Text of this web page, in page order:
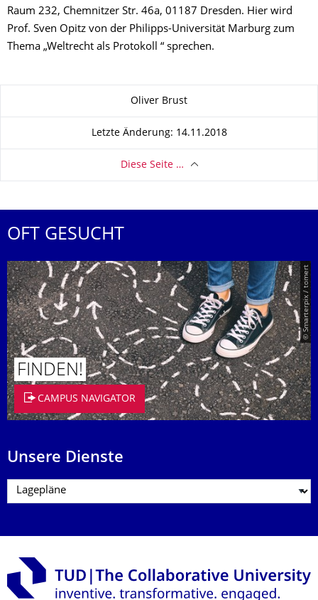
Raum 232, Chemnitzer Str. 46a, 01187 Dresden. Hier wird
Prof. Sven Opitz von der Philipps-Universität Marburg zum
Thema „Weltrecht als Protokoll “ sprechen.
Oliver Brust
Letzte Änderung: 14.11.2018
Diese Seite …
OFT GESUCHT
© Smarterpix / tomert
FINDEN!
CAMPUS NAVIGATOR
Unsere Dienste